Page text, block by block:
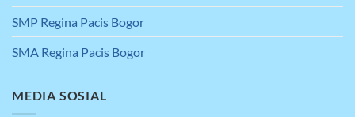
SMP Regina Pacis Bogor
SMA Regina Pacis Bogor
MEDIA SOSIAL